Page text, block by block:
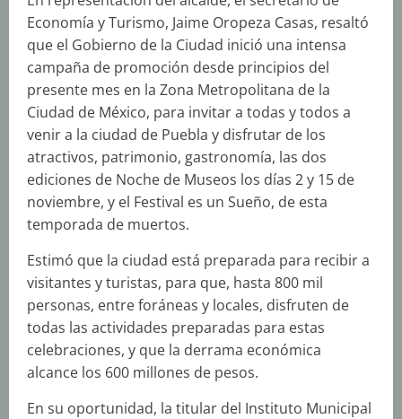
Economía y Turismo, Jaime Oropeza Casas, resaltó
que el Gobierno de la Ciudad inició una intensa
campaña de promoción desde principios del
presente mes en la Zona Metropolitana de la
Ciudad de México, para invitar a todas y todos a
venir a la ciudad de Puebla y disfrutar de los
atractivos, patrimonio, gastronomía, las dos
ediciones de Noche de Museos los días 2 y 15 de
noviembre, y el Festival es un Sueño, de esta
temporada de muertos.
Estimó que la ciudad está preparada para recibir a
visitantes y turistas, para que, hasta 800 mil
personas, entre foráneas y locales, disfruten de
todas las actividades preparadas para estas
celebraciones, y que la derrama económica
alcance los 600 millones de pesos.
En su oportunidad, la titular del Instituto Municipal